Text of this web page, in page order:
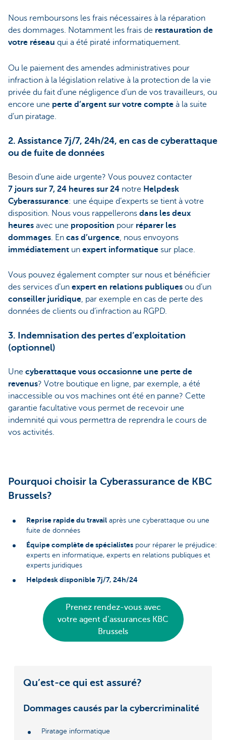
Nous remboursons les frais nécessaires à la réparation
des dommages. Notamment les frais de restauration de
votre réseau qui a été piraté informatiquement.
Ou le paiement des amendes administratives pour
infraction à la législation relative à la protection de la vie
privée du fait d’une négligence d’un de vos travailleurs, ou
encore une perte d’argent sur votre compte à la suite
d’un piratage.
2. Assistance 7j/7, 24h/24, en cas de cyberattaque
ou de fuite de données
Besoin d’une aide urgente? Vous pouvez contacter
7 jours sur 7, 24 heures sur 24 notre Helpdesk
Cyberassurance: une équipe d’experts se tient à votre
disposition. Nous vous rappellerons dans les deux
heures avec une proposition pour réparer les
dommages. En cas d’urgence, nous envoyons
immédiatement un expert informatique sur place.
Vous pouvez également compter sur nous et bénéficier
des services d’un expert en relations publiques ou d’un
conseiller juridique, par exemple en cas de perte des
données de clients ou d’infraction au RGPD.
3. Indemnisation des pertes d’exploitation
(optionnel)
Une cyberattaque vous occasionne une perte de
revenus? Votre boutique en ligne, par exemple, a été
inaccessible ou vos machines ont été en panne? Cette
garantie facultative vous permet de recevoir une
indemnité qui vous permettra de reprendra le cours de
vos activités.
Pourquoi choisir la Cyberassurance de KBC
Brussels?
Reprise rapide du travail après une cyberattaque ou une
fuite de données
Équipe complète de spécialistes pour réparer le préjudice:
experts en informatique, experts en relations publiques et
experts juridiques
Helpdesk disponible 7j/7, 24h/24
Prenez rendez-vous avec
votre agent d’assurances KBC
Brussels
Qu’est-ce qui est assuré?
Dommages causés par la cybercriminalité
Piratage informatique